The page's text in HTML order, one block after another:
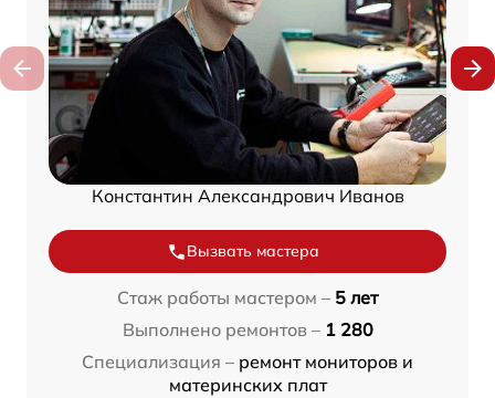
Константин Александрович Иванов
Вызвать мастера
Стаж работы мастером – 5 лет
Выполнено ремонтов – 1 280
Специализация – ремонт мониторов и
материнских плат